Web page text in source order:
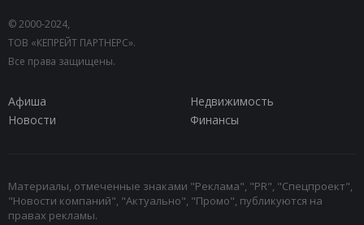
© 2000-2024,
ТОВ «КЕПРЕЙТ ПАРТНЕРС».
Все права защищены.
Афиша
Недвижимость
Новости
Финансы
Материалы, отмеченные знаками "Реклама", "PR", "Спецпроект",
"Новости компаний", "Актуально", "Промо", публикуются на
правах рекламы.